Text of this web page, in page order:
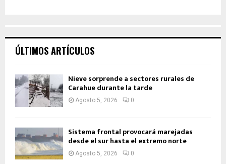
ÚLTIMOS ARTÍCULOS
Nieve sorprende a sectores rurales de
Carahue durante la tarde
Agosto 5, 2026 0
Sistema frontal provocará marejadas
desde el sur hasta el extremo norte
Agosto 5, 2026 0